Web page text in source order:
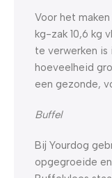
Voor het
kg-zak 10,6 kg
te verwerken is
hoeveelheid
een gezonde,
Buffel
Bij Yourdog
opgegroeide